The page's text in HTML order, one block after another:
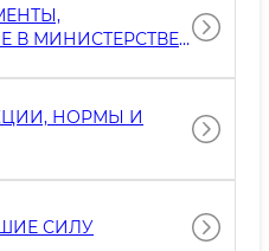
В МИНИСТЕРСТВЕ
НОРМЫ И
СИЛУ